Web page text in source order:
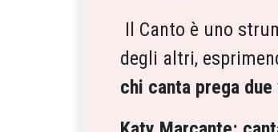
Il Canto è uno
degli altri,
chi canta prega